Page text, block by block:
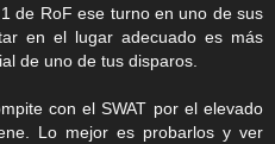
de RoF ese turno en uno de sus
en el lugar adecuado es más
de uno de tus disparos.
con el SWAT por el elevado
Lo mejor es probarlos y ver